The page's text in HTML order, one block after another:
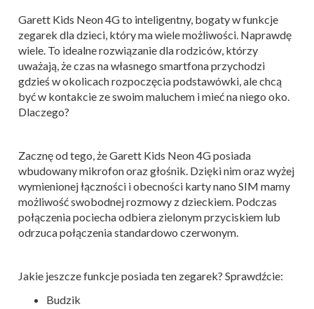
Garett Kids Neon 4G to inteligentny, bogaty w funkcje
zegarek dla dzieci, który ma wiele możliwości. Naprawdę
wiele. To idealne rozwiązanie dla rodziców, którzy
uważają, że czas na własnego smartfona przychodzi
gdzieś w okolicach rozpoczęcia podstawówki, ale chcą
być w kontakcie ze swoim maluchem i mieć na niego oko.
Dlaczego?
Zacznę od tego, że Garett Kids Neon 4G posiada
wbudowany mikrofon oraz głośnik. Dzięki nim oraz wyżej
wymienionej łączności i obecności karty nano SIM mamy
możliwość swobodnej rozmowy z dzieckiem. Podczas
połączenia pociecha odbiera zielonym przyciskiem lub
odrzuca połączenia standardowo czerwonym.
Jakie jeszcze funkcje posiada ten zegarek? Sprawdźcie:
Budzik